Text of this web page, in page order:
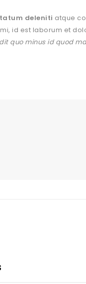
deleniti atque
id est laborum et
quo minus id quod